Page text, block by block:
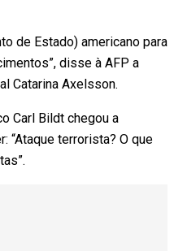
de Estado) americano para
disse à AFP a
Catarina Axelsson.
Carl Bildt chegou a
“Ataque terrorista? O que